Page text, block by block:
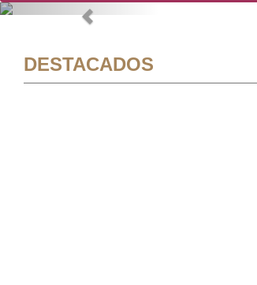
Previous
DESTACADOS